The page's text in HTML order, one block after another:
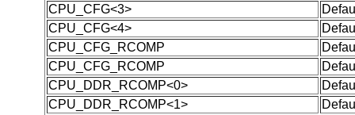
CPU_CFG<3>
CPU_CFG<4>
CPU_CFG_RCOMP
CPU_CFG_RCOMP
CPU_DDR_RCOMP<0>
CPU_DDR_RCOMP<1>